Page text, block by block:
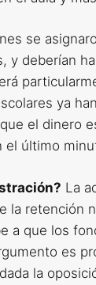
se
y deberían
ya
el dinero
el último
La
la retención
a que los
es
la